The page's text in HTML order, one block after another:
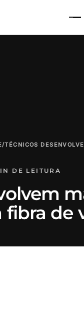
/TÉCNICOS
DE LEITURA
fibra de